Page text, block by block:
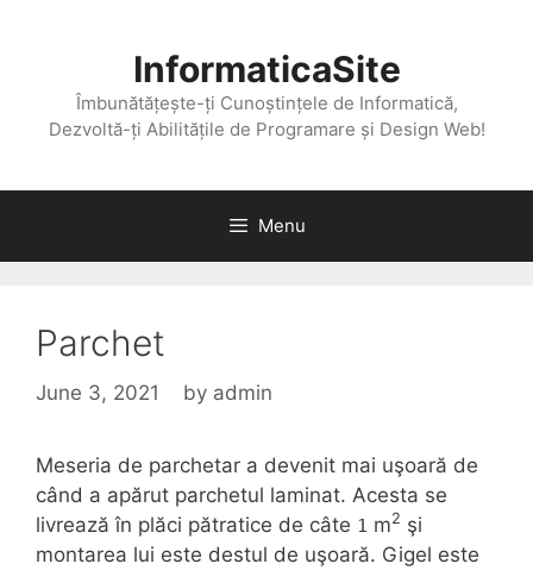
InformaticaSite
Îmbunătățește-ți Cunoștințele de Informatică,
Dezvoltă-ți Abilitățile de Programare și Design Web!
Menu
Parchet
June 3, 2021 by admin
Meseria de parchetar a devenit mai uşoară de
când a apărut parchetul laminat. Acesta se
livrează în plăci pătratice de câte 1 m2 şi
montarea lui este destul de uşoară. Gigel este